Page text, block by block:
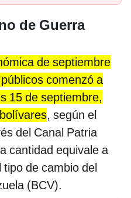
de Guerra
de septiembre
comenzó a
15 de septiembre,
, según el
del Canal Patria
cantidad equivale a
de cambio del
(BCV).